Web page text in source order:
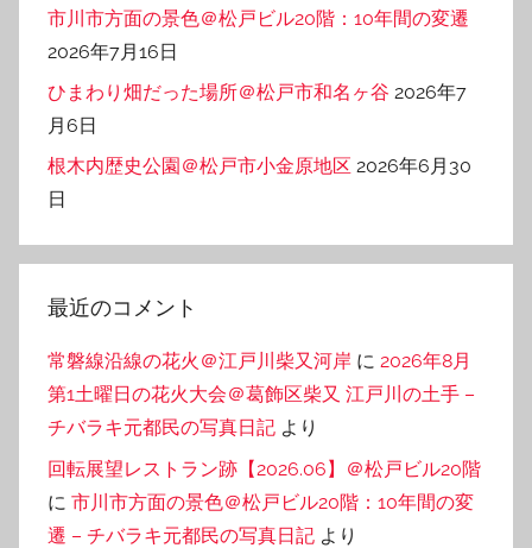
市川市方面の景色＠松戸ビル20階：10年間の変遷
2026年7月16日
ひまわり畑だった場所＠松戸市和名ヶ谷 2026年7
月6日
根木内歴史公園＠松戸市小金原地区 2026年6月30
日
最近のコメント
常磐線沿線の花火＠江戸川柴又河岸 に 2026年8月
第1土曜日の花火大会＠葛飾区柴又 江戸川の土手 –
チバラキ元都民の写真日記 より
回転展望レストラン跡【2026.06】＠松戸ビル20階
に 市川市方面の景色＠松戸ビル20階：10年間の変
遷 – チバラキ元都民の写真日記 より